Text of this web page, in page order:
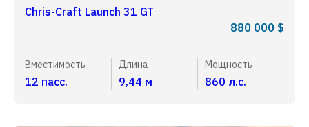
Chris-Craft Launch 31 GT
880 000 $
Вместимость
12 пасс.
Длина
9,44 м
Мощность
860 л.с.